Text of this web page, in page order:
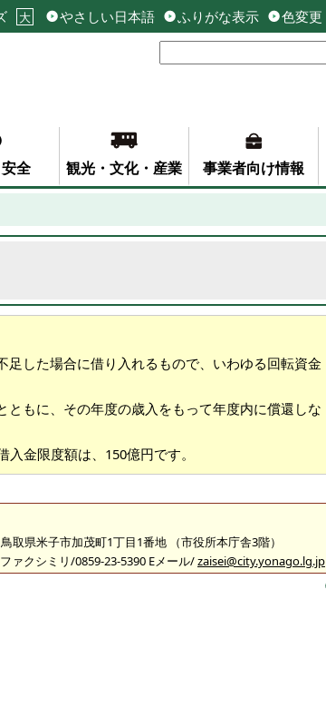
大 やさしい日本語 ふりがな表示 色変更
全 観光・文化・産業 事業者向け情報
足した場合に借り入れるもので、いわゆる回転資金
ともに、その年度の歳入をもって年度内に償還しな
金限度額は、150億円です。
取県米子市加茂町1丁目1番地 （市役所本庁舎3階）
ァクシミリ/0859-23-5390 Eメール/zaisei@city.yonago.lg.jp